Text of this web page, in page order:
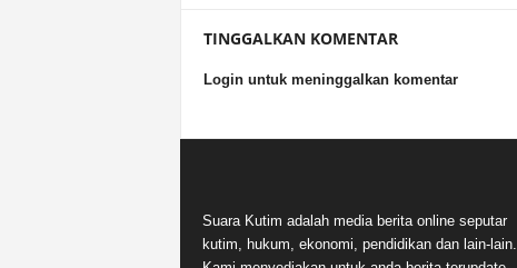
TINGGALKAN KOMENTAR
Login untuk meninggalkan komentar
Suara Kutim adalah media berita online seputar
kutim, hukum, ekonomi, pendidikan dan lain-lain.